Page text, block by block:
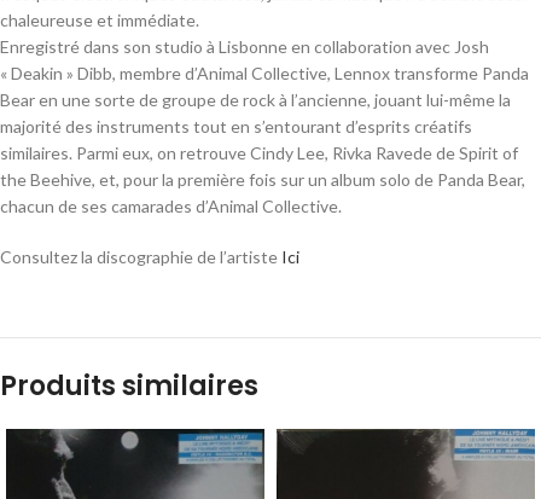
chaleureuse et immédiate.
Enregistré dans son studio à Lisbonne en collaboration avec Josh
« Deakin » Dibb, membre d’Animal Collective, Lennox transforme Panda
Bear en une sorte de groupe de rock à l’ancienne, jouant lui-même la
majorité des instruments tout en s’entourant d’esprits créatifs
similaires. Parmi eux, on retrouve Cindy Lee, Rivka Ravede de Spirit of
the Beehive, et, pour la première fois sur un album solo de Panda Bear,
chacun de ses camarades d’Animal Collective.
Consultez la discographie de l’artiste Ici
Produits similaires